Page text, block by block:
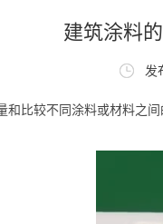
建筑涂料
发
和比较不同涂料或材料之